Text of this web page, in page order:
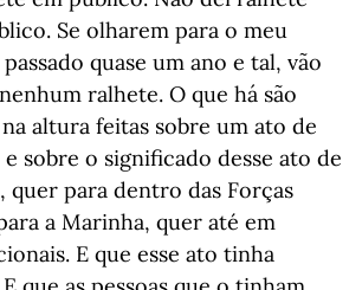
Se olharem para o meu
quase um ano e tal, vão
ralhete. O que há são
altura feitas sobre um ato de
sobre o significado desse ato de
quer para dentro das Forças
a Marinha, quer até em
E que esse ato tinha